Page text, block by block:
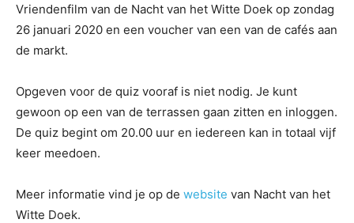
Vriendenfilm van de Nacht van het Witte Doek op zondag
26 januari 2020 en een voucher van een van de cafés aan
de markt.
Opgeven voor de quiz vooraf is niet nodig. Je kunt
gewoon op een van de terrassen gaan zitten en inloggen.
De quiz begint om 20.00 uur en iedereen kan in totaal vijf
keer meedoen.
Meer informatie vind je op de website van Nacht van het
Witte Doek.